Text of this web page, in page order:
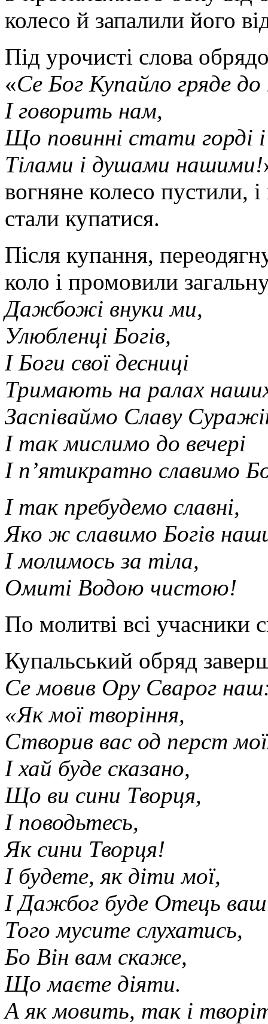
колесо й запалили його
Під урочисті слова
«Се Бог Купайло гряде до
І говорить нам,
Що повинні стати горді
Тілами і душами нашими!
вогняне колесо пустили,
стали купатися.
Після купання,
коло і промовили
Дажбожі внуки ми,
Улюбленці Богів,
І Боги свої десниці
Тримають на ралах
Заспіваймо Славу
І так мислимо до вечері
І п’ятикратно славимо
І так пребудемо славні,
Яко ж славимо Богів
І молимось за тіла,
Омиті Водою чистою!
По молитві всі учасники
Купальський обряд
Се мовив Ору Сварог
«Як мої творіння,
Створив вас од перст
І хай буде сказано,
Що ви сини Творця,
І поводьтесь,
Як сини Творця!
І будете, як діти мої,
І Дажбог буде Отець
Того мусите слухатись,
Бо Він вам скаже,
Що маєте діяти.
А як мовить, так і